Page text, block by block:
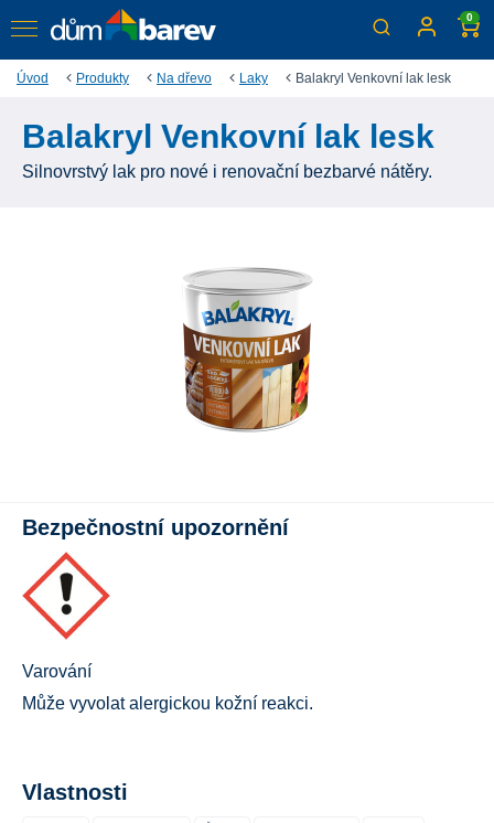
0
Úvod Produkty Na dřevo Laky Balakryl Venkovní lak lesk
Balakryl Venkovní lak lesk
Silnovrstvý lak pro nové i renovační bezbarvé nátěry.
Bezpečnostní upozornění
Varování
Může vyvolat alergickou kožní reakci.
Vlastnosti